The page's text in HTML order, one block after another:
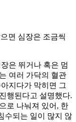
면 심장은 조금씩
은 뛰거나 혹은 멈
여러 가닥의 혈관
지다가 막히면 그
행된다고 설명했다.
로 나눠져 있어, 한
수되는 일이 많지 않